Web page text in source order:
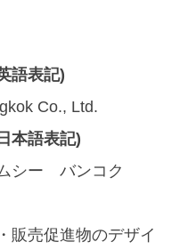
語表記)
Co., Ltd.
本語表記)
シー バンコク
販売促進物のデザイ